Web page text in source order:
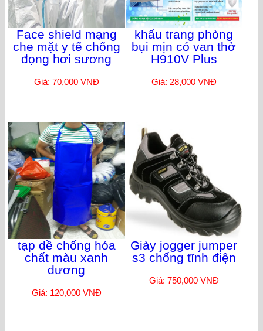
Face shield mạng
che mặt y tế chống
đọng hơi sương
Giá: 70,000 VNĐ
khẩu trang phòng
bụi mịn có van thở
H910V Plus
Giá: 28,000 VNĐ
tạp dề chống hóa
chất màu xanh
dương
Giá: 120,000 VNĐ
Giày jogger jumper
s3 chống tĩnh điện
Giá: 750,000 VNĐ